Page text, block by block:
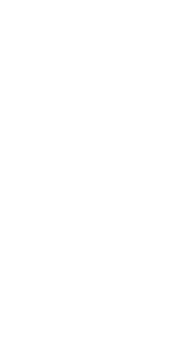
Watt) hoef je
je apparaten
bij
een krachtige
De laadtijd
dat je
op in
en de Apple